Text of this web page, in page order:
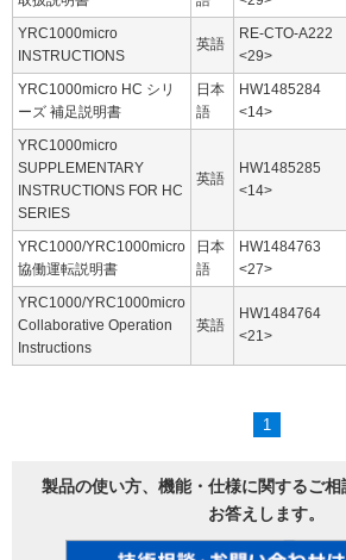
YRC1000micro
INSTRUCTIONS
英語
RE-CTO-A222
<29>
YRC1000micro HC シリ
ーズ 補足説明書
日本
語
HW1485284
<14>
YRC1000micro
SUPPLEMENTARY
INSTRUCTIONS FOR HC
SERIES
英語
HW1485285
<14>
YRC1000/YRC1000micro
協働運転説明書
日本
語
HW1484763
<27>
YRC1000/YRC1000micro
Collaborative Operation
Instructions
英語
HW1484764
<21>
1
製品の使い方、機能・仕様に関するご
お答えします。